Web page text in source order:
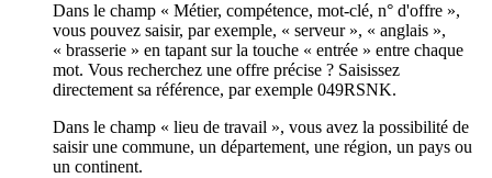
Dans le champ « Métier, compétence, mot-clé, n° d'offre »,
vous pouvez saisir, par exemple, « serveur », « anglais »,
« brasserie » en tapant sur la touche « entrée » entre chaque
mot. Vous recherchez une offre précise ? Saisissez
directement sa référence, par exemple 049RSNK.
Dans le champ « lieu de travail », vous avez la possibilité de
saisir une commune, un département, une région, un pays ou
un continent.